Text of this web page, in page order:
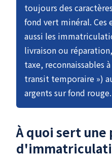
toujours des
fond vert minéral.
aussi les
livraison ou
taxe, reconnaissables
transit temporaire »)
argents sur fond rouge.
À quoi sert une